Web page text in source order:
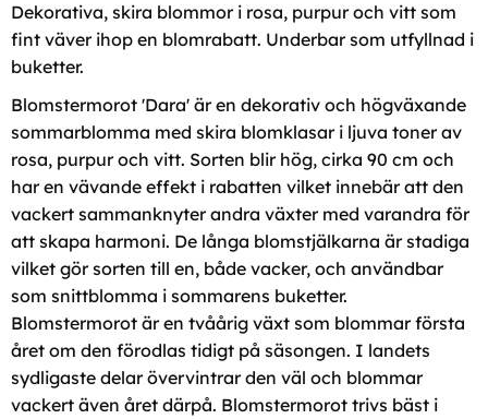
Dekorativa, skira blommor i rosa, purpur och vitt som
fint väver ihop en blomrabatt. Underbar som utfyllnad i
buketter.
Blomstermorot 'Dara' är en dekorativ och högväxande
sommarblomma med skira blomklasar i ljuva toner av
rosa, purpur och vitt. Sorten blir hög, cirka 90 cm och
har en vävande effekt i rabatten vilket innebär att den
vackert sammanknyter andra växter med varandra för
att skapa harmoni. De långa blomstjälkarna är stadiga
vilket gör sorten till en, både vacker, och användbar
som snittblomma i sommarens buketter.
Blomstermorot är en tvåårig växt som blommar första
året om den förodlas tidigt på säsongen. I landets
sydligaste delar övervintrar den väl och blommar
vackert även året därpå. Blomstermorot trivs bäst i